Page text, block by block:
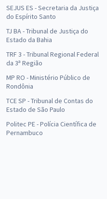
SEJUS ES - Secretaria da Justiça
do Espírito Santo
TJ BA - Tribunal de Justiça do
Estado da Bahia
TRF 3 - Tribunal Regional Federal
da 3ª Região
MP RO - Ministério Público de
Rondônia
TCE SP - Tribunal de Contas do
Estado de São Paulo
Politec PE - Polícia Científica de
Pernambuco